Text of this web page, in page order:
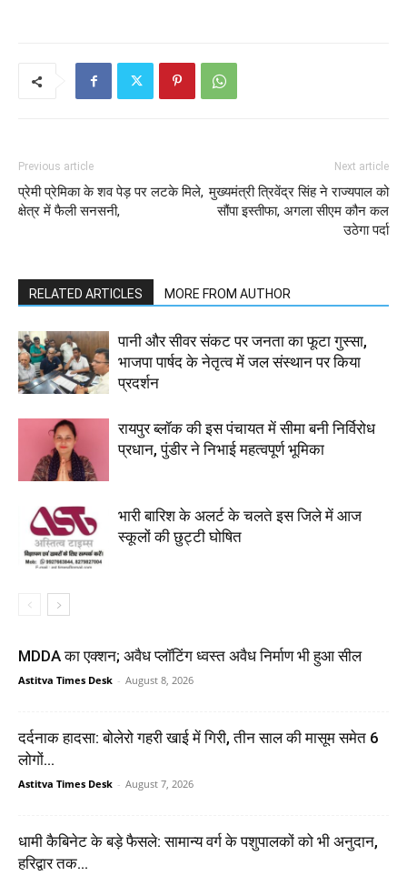
Previous article
प्रेमी प्रेमिका के शव पेड़ पर लटके मिले,
क्षेत्र में फैली सनसनी,
Next article
मुख्यमंत्री त्रिवेंद्र सिंह ने राज्यपाल को
सौंपा इस्तीफा, अगला सीएम कौन कल
उठेगा पर्दा
RELATED ARTICLES MORE FROM AUTHOR
पानी और सीवर संकट पर जनता का फूटा गुस्सा,
भाजपा पार्षद के नेतृत्व में जल संस्थान पर किया
प्रदर्शन
रायपुर ब्लॉक की इस पंचायत में सीमा बनी निर्विरोध
प्रधान, पुंडीर ने निभाई महत्वपूर्ण भूमिका
भारी बारिश के अलर्ट के चलते इस जिले में आज
स्कूलों की छुट्टी घोषित
MDDA का एक्शन; अवैध प्लॉटिंग ध्वस्त अवैध निर्माण भी हुआ सील
Astitva Times Desk - August 8, 2026
दर्दनाक हादसा: बोलेरो गहरी खाई में गिरी, तीन साल की मासूम समेत 6
लोगों...
Astitva Times Desk - August 7, 2026
धामी कैबिनेट के बड़े फैसले: सामान्य वर्ग के पशुपालकों को भी अनुदान,
हरिद्वार तक...